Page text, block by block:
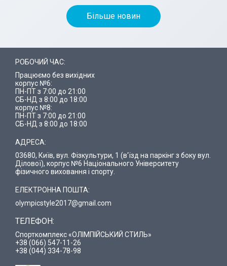
Більше новин
РОБОЧИЙ ЧАС:
Працюємо без вихідних
корпус №6:
ПН-ПТ з 7:00 до 21:00
СБ-НД з 8:00 до 18:00
корпус №8:
ПН-ПТ з 7:00 до 21:00
СБ-НД з 8:00 до 18:00
АДРЕСА:
03680, Київ, вул. Фізкультури, 1 (в'їзд на паркінг з боку вул.
Ділової), корпус №6 Національного Університету
фізичного виховання і спорту.
ЕЛЕКТРОННА ПОШТА:
olympicstyle2017@gmail.com
ТЕЛЕФОН:
Спорткомплекс «ОЛІМПІЙСЬКИЙ СТИЛЬ»
+38 (066) 547-11-26
+38 (044) 334-78-98